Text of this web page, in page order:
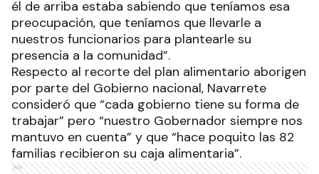
él de arriba estaba sabiendo que teníamos esa
preocupación, que teníamos que llevarle a
nuestros funcionarios para plantearle su
presencia a la comunidad”.
Respecto al recorte del plan alimentario aborigen
por parte del Gobierno nacional, Navarrete
consideró que “cada gobierno tiene su forma de
trabajar” pero “nuestro Gobernador siempre nos
mantuvo en cuenta” y que “hace poquito las 82
familias recibieron su caja alimentaria”.
Ads